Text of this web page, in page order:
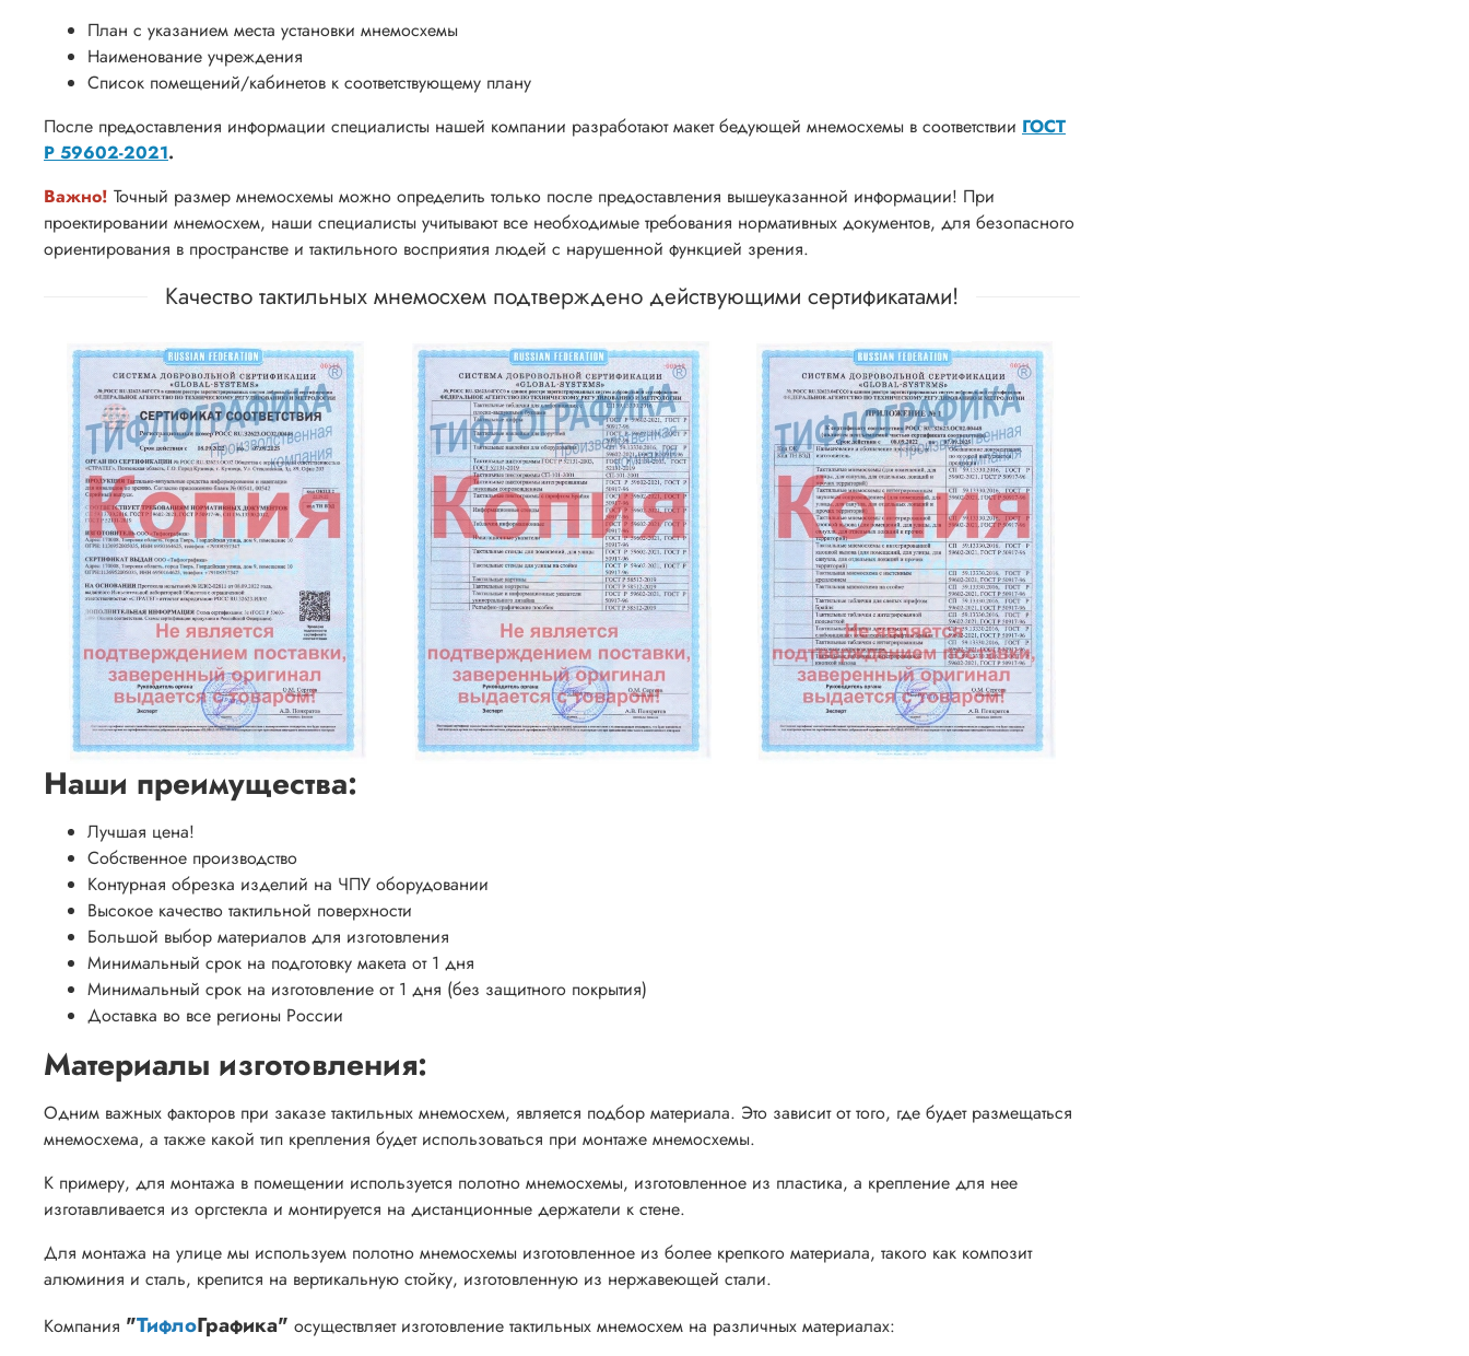
План с указанием места установки мнемосхемы
Наименование учреждения
Список помещений/кабинетов к соответствующему плану
После предоставления информации специалисты нашей компании разработают макет бедующей мнемосхемы в соответствии ГОСТ
Р 59602-2021.
Важно! Точный размер мнемосхемы можно определить только после предоставления вышеуказанной информации! При
проектировании мнемосхем, наши специалисты учитывают все необходимые требования нормативных документов, для безопасного
ориентирования в пространстве и тактильного восприятия людей с нарушенной функцией зрения.
Качество тактильных мнемосхем подтверждено действующими сертификатами!
Наши преимущества:
Лучшая цена!
Собственное производство
Контурная обрезка изделий на ЧПУ оборудовании
Высокое качество тактильной поверхности
Большой выбор материалов для изготовления
Минимальный срок на подготовку макета от 1 дня
Минимальный срок на изготовление от 1 дня (без защитного покрытия)
Доставка во все регионы России
Материалы изготовления:
Одним важных факторов при заказе тактильных мнемосхем, является подбор материала. Это зависит от того, где будет размещаться
мнемосхема, а также какой тип крепления будет использоваться при монтаже мнемосхемы.
К примеру, для монтажа в помещении используется полотно мнемосхемы, изготовленное из пластика, а крепление для нее
изготавливается из оргстекла и монтируется на дистанционные держатели к стене.
Для монтажа на улице мы используем полотно мнемосхемы изготовленное из более крепкого материала, такого как композит
алюминия и сталь, крепится на вертикальную стойку, изготовленную из нержавеющей стали.
Компания "ТифлоГрафика" осуществляет изготовление тактильных мнемосхем на различных материалах: